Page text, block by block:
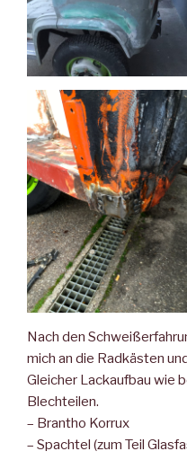
Nach den
mich an die Radkästen
Gleicher Lackaufbau wie
Blechteilen.
– Brantho Korrux
– Spachtel (zum Teil